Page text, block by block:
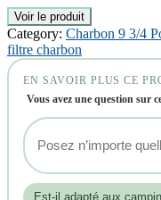
Voir le produit
Category: Charbon 9 3/4
filtre charbon
EN SAVOIR PLUS CE
Vous avez une question sur
Est‑il adapté aux